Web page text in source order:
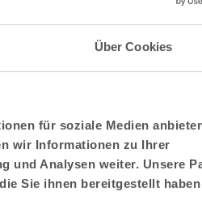
Über Cookies
für soziale Medien
wir Informationen zu Ihrer
und Analysen weiter. Unsere
Sie ihnen bereitgestellt
Innovation
Nachhaltigkeit
Designer